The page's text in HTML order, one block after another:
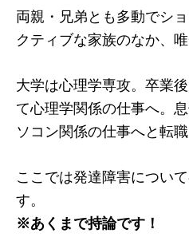
両親・兄弟とも多動でシ
クティブな家族のなか、
大学は心理学専攻。卒業
て心理学関係の仕事へ。
ソコン関係の仕事へと転職
ここでは発達障害につい
す。
※あくまで持論です！